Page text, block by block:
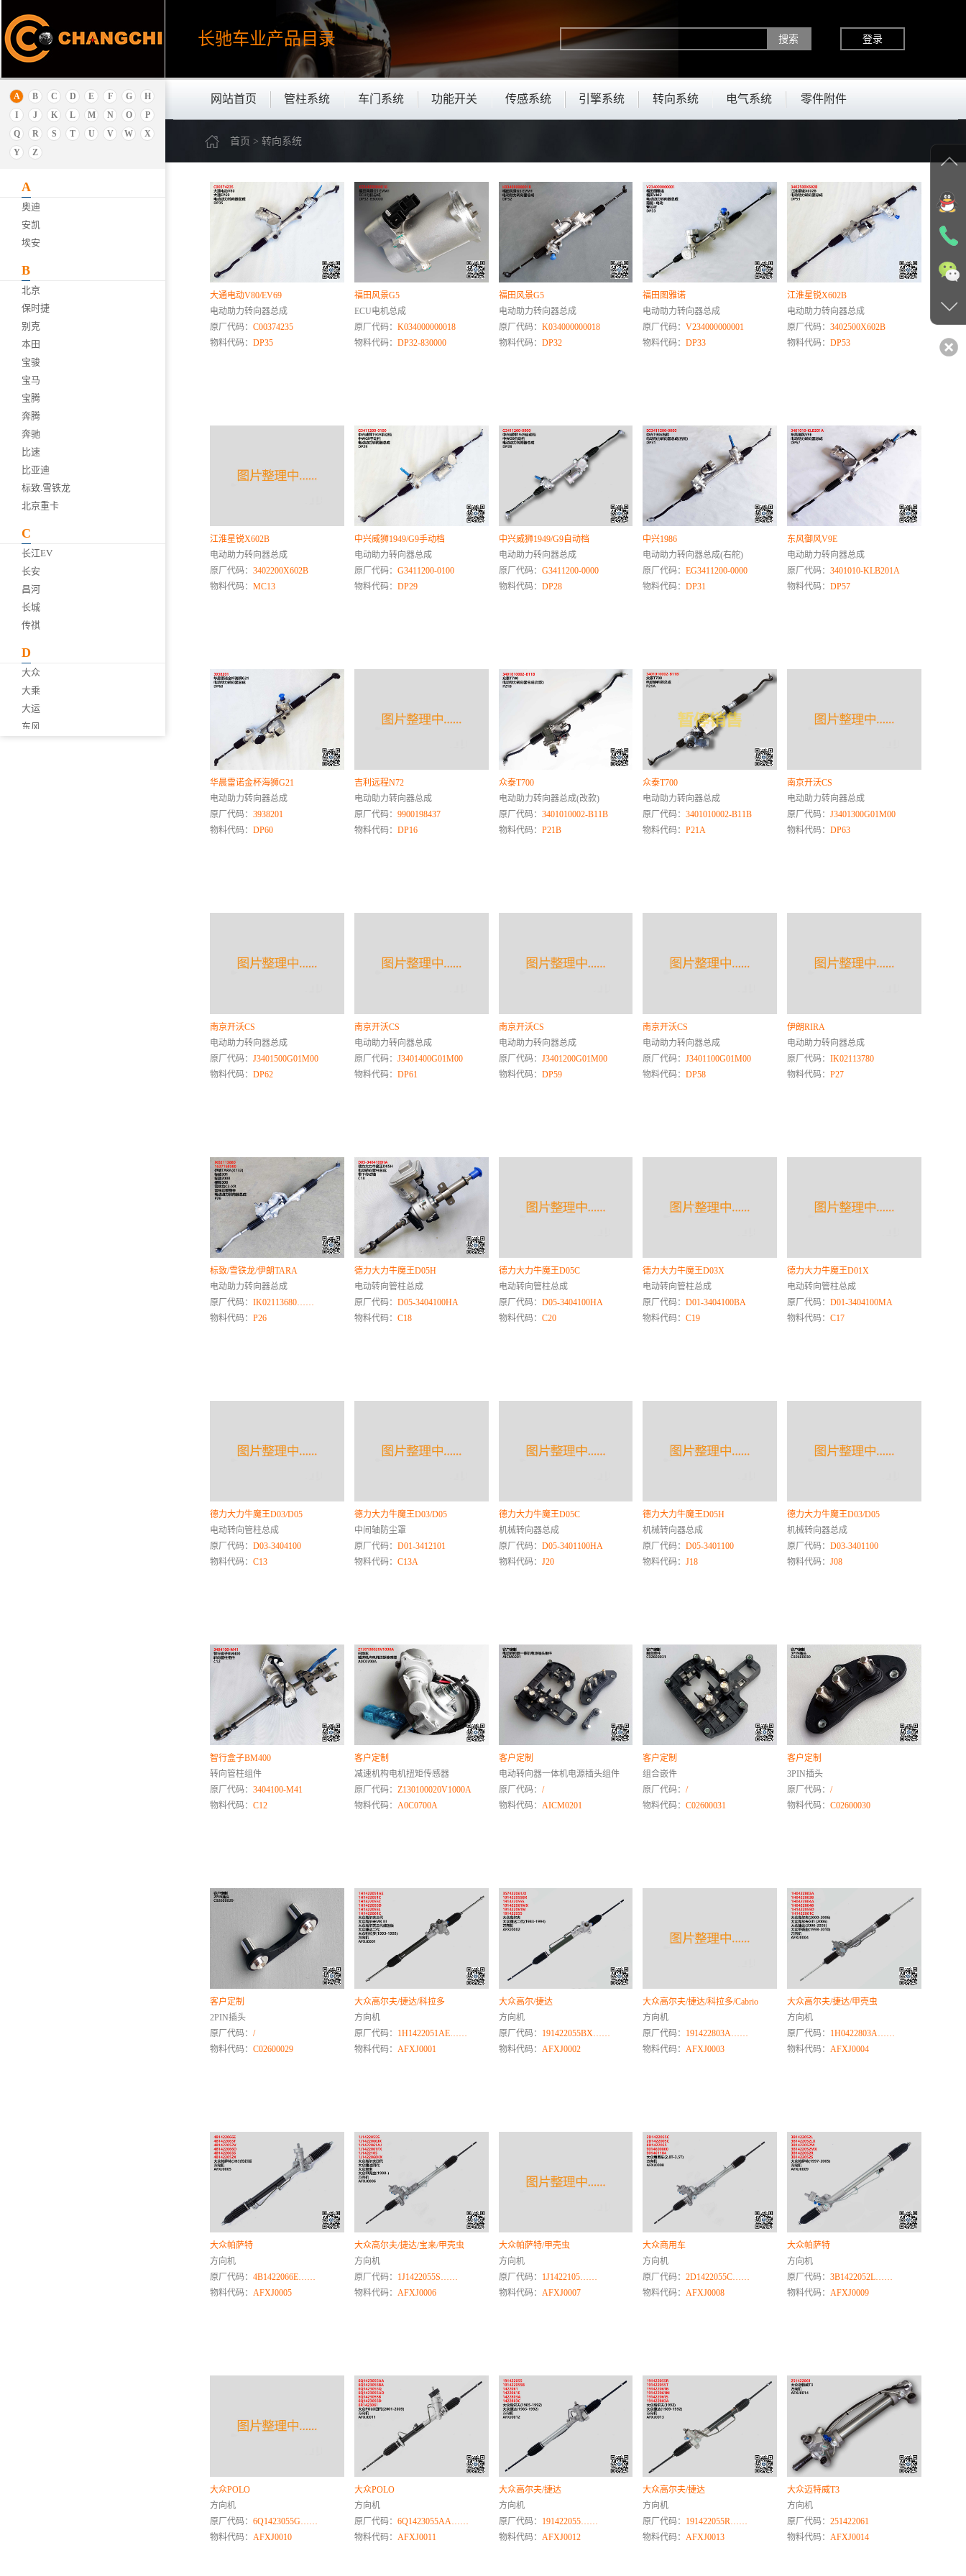
长驰车业产品目录 登录
网站首页 管柱系统 车门系统 功能开关 传感系统 引擎系统 转向系统 电气系统 零件附件
A B C D E F G
H
I
J K L M N O
P
Q
R S T U V W
X
Y
Z
A
奥迪
安凯
埃安
B
北京
保时捷
别克
本田
宝骏
宝马
宝腾
奔腾
奔驰
比速
比亚迪
标致.雪铁龙
北京重卡
C
长江EV
长安
昌河
长城
传祺
D
大众
大乘
大运
东风
首页 > 转向系统
大通电动V80/EV69
电动助力转向器总成
原厂代码： C00374235
物料代码： DP35
福田风景G5
ECU电机总成
原厂代码： K034000000018
物料代码： DP32-830000
福田风景G5
电动助力转向器总成
原厂代码： K034000000018
物料代码： DP32
福田图雅诺
电动助力转向器总成
原厂代码：V234000000001
物料代码：DP33
江淮星锐X602B
电动助力转向器总成
原厂代码：3402500X602B
物料代码：DP53
江淮星锐X602B
电动助力转向器总成
原厂代码： 3402200X602B
物料代码： MC13
中兴威狮1949/G9手动档
电动助力转向器总成
原厂代码： G3411200-0100
物料代码： DP29
中兴威狮1949/G9自动档
电动助力转向器总成
原厂代码： G3411200-0000
物料代码： DP28
中兴1986
电动助力转向器总成(右舵)
原厂代码：EG3411200-0000
物料代码：DP31
东风御风V9E
电动助力转向器总成
原厂代码：3401010-KLB201A
物料代码：DP57
华晨雷诺金杯海狮G21
电动助力转向器总成
原厂代码： 3938201
物料代码： DP60
吉利远程N72
电动助力转向器总成
原厂代码： 9900198437
物料代码： DP16
众泰T700
电动助力转向器总成(改款)
原厂代码： 3401010002-B11B
物料代码： P21B
众泰T700
电动助力转向器总成
原厂代码：3401010002-B11B
物料代码：P21A
南京开沃CS
电动助力转向器总成
原厂代码：J3401300G01M00
物料代码：DP63
南京开沃CS
电动助力转向器总成
原厂代码： J3401500G01M00
物料代码： DP62
南京开沃CS
电动助力转向器总成
原厂代码： J3401400G01M00
物料代码： DP61
南京开沃CS
电动助力转向器总成
原厂代码： J3401200G01M00
物料代码： DP59
南京开沃CS
电动助力转向器总成
原厂代码：J3401100G01M00
物料代码：DP58
伊朗RIRA
电动助力转向器总成
原厂代码：IK02113780
物料代码：P27
标致/雪铁龙/伊朗TARA
电动助力转向器总成
原厂代码： IK02113680……
物料代码： P26
德力大力牛魔王D05H
电动转向管柱总成
原厂代码： D05-3404100HA
物料代码： C18
德力大力牛魔王D05C
电动转向管柱总成
原厂代码： D05-3404100HA
物料代码： C20
德力大力牛魔王D03X
电动转向管柱总成
原厂代码：D01-3404100BA
物料代码：C19
德力大力牛魔王D01X
电动转向管柱总成
原厂代码：D01-3404100MA
物料代码：C17
德力大力牛魔王D03/D05
电动转向管柱总成
原厂代码： D03-3404100
物料代码： C13
德力大力牛魔王D03/D05
中间轴防尘罩
原厂代码： D01-3412101
物料代码： C13A
德力大力牛魔王D05C
机械转向器总成
原厂代码： D05-3401100HA
物料代码： J20
德力大力牛魔王D05H
机械转向器总成
原厂代码：D05-3401100
物料代码：J18
德力大力牛魔王D03/D05
机械转向器总成
原厂代码：D03-3401100
物料代码：J08
智行盒子BM400
转向管柱组件
原厂代码： 3404100-M41
物料代码： C12
客户定制
减速机构电机扭矩传感器
原厂代码： Z130100020V1000A
物料代码： A0C0700A
客户定制
电动转向器一体机电源插头组件
原厂代码： /
物料代码： AICM0201
客户定制
组合嵌件
原厂代码：/
物料代码：C02600031
客户定制
3PIN插头
原厂代码：/
物料代码：C02600030
客户定制
2PIN插头
原厂代码： /
物料代码： C02600029
大众高尔夫/捷达/科拉多
方向机
原厂代码： 1H1422051AE……
物料代码： AFXJ0001
大众高尔/捷达
方向机
原厂代码：
191422055BX……
物料代码： AFXJ0002
大众高尔夫/捷达/科拉多/Cabrio
方向机
原厂代码： 191422803A……
物料代码：AFXJ0003
大众高尔夫/捷达/甲壳虫
方向机
原厂代码： 1H0422803A……
物料代码：AFXJ0004
大众帕萨特
方向机
原厂代码： 4B1422066E……
物料代码： AFXJ0005
大众高尔夫/捷达/宝来/甲壳虫
方向机
原厂代码： 1J1422055S……
物料代码： AFXJ0006
大众帕萨特/甲壳虫
方向机
原厂代码：
1J1422105……
物料代码： AFXJ0007
大众商用车
方向机
原厂代码：2D1422055C……
物料代码：AFXJ0008
大众帕萨特
方向机
原厂代码：3B1422052L……
物料代码：AFXJ0009
大众POLO
方向机
原厂代码： 6Q1423055G……
物料代码： AFXJ0010
大众POLO
方向机
原厂代码： 6Q1423055AA……
物料代码： AFXJ0011
大众高尔夫/捷达
方向机
原厂代码：
191422055……
物料代码：
AFXJ0012
大众高尔夫/捷达
方向机
原厂代码： 191422055R……
物料代码： AFXJ0013
大众迈特威T3
方向机
原厂代码：251422061
物料代码： AFXJ0014